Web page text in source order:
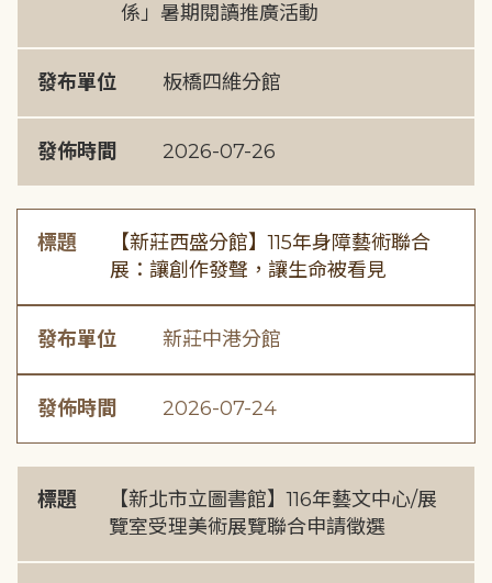
係」暑期閱讀推廣活動
發布單位 板橋四維分館
發佈時間 2026-07-26
標題
【新莊西盛分館】115年身障藝術聯合
展：讓創作發聲，讓生命被看見
發布單位 新莊中港分館
發佈時間 2026-07-24
標題
【新北市立圖書館】116年藝文中心/展
覽室受理美術展覽聯合申請徵選